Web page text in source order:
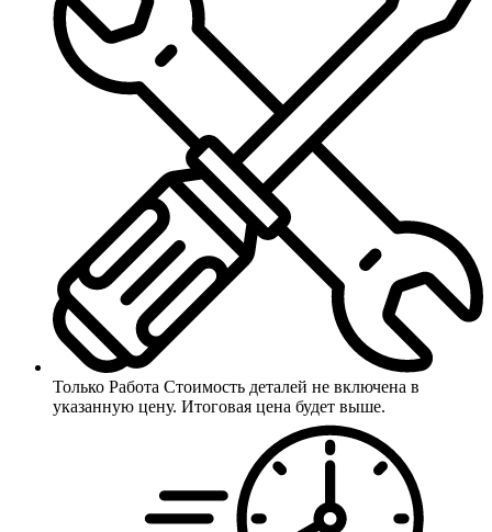
Только Работа Стоимость деталей не включена в
указанную цену. Итоговая цена будет выше.